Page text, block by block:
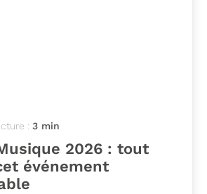
: 3 min
2026 : tout
événement